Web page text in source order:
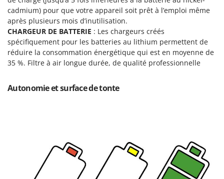
Volpi
W
Waldner
Weber
WIDU
Wiper EcoRobot
Yard Force
cadmium) pour que votre appareil soit prêt à l’emploi même
après plusieurs mois d’inutilisation.
CHARGEUR DE BATTERIE : Les chargeurs créés
spécifiquement pour les batteries au lithium permettent de
réduire la consommation énergétique qui est en moyenne de
35 %. Filtre à air longue durée, de qualité professionnelle
Autonomie et surface de tonte